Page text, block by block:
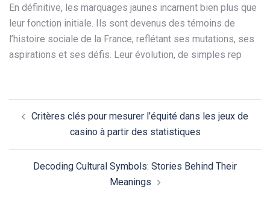
En définitive, les marquages jaunes incarnent bien plus que
leur fonction initiale. Ils sont devenus des témoins de
l’histoire sociale de la France, reflétant ses mutations, ses
aspirations et ses défis. Leur évolution, de simples rep
Post
navigation
Critères clés pour mesurer l’équité dans les jeux de
casino à partir des statistiques
Decoding Cultural Symbols: Stories Behind Their
Meanings